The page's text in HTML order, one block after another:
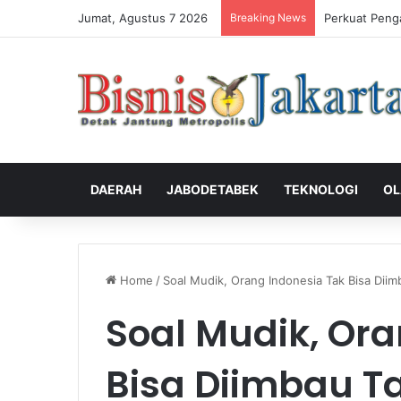
Jumat, Agustus 7 2026 Breaking News Perkuat
DAERAH JABODETABEK TEKNOLOGI
Home / Soal Mudik, Orang Indonesia Tak Bisa
Soal Mudik,
Bisa Diimbau